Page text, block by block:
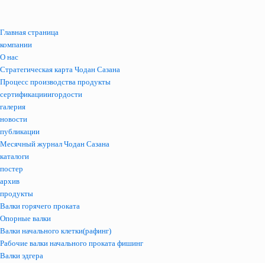
Главная страница
компании
О нас
Стратегическая карта Чодан Сазана
Процесс производства продукты
сертификацииигордости
галерия
новости
публикации
Месячный журнал Чодан Сазана
каталоги
постер
архив
продукты
Валки горячего проката
Опорные валки
Валки начального клетки(рафинг)
Рабочие валки начального проката фишинг
Валки эдгера